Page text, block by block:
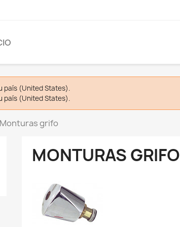
país (United States).
país (United States).
Monturas grifo
MONTURAS GRIFO